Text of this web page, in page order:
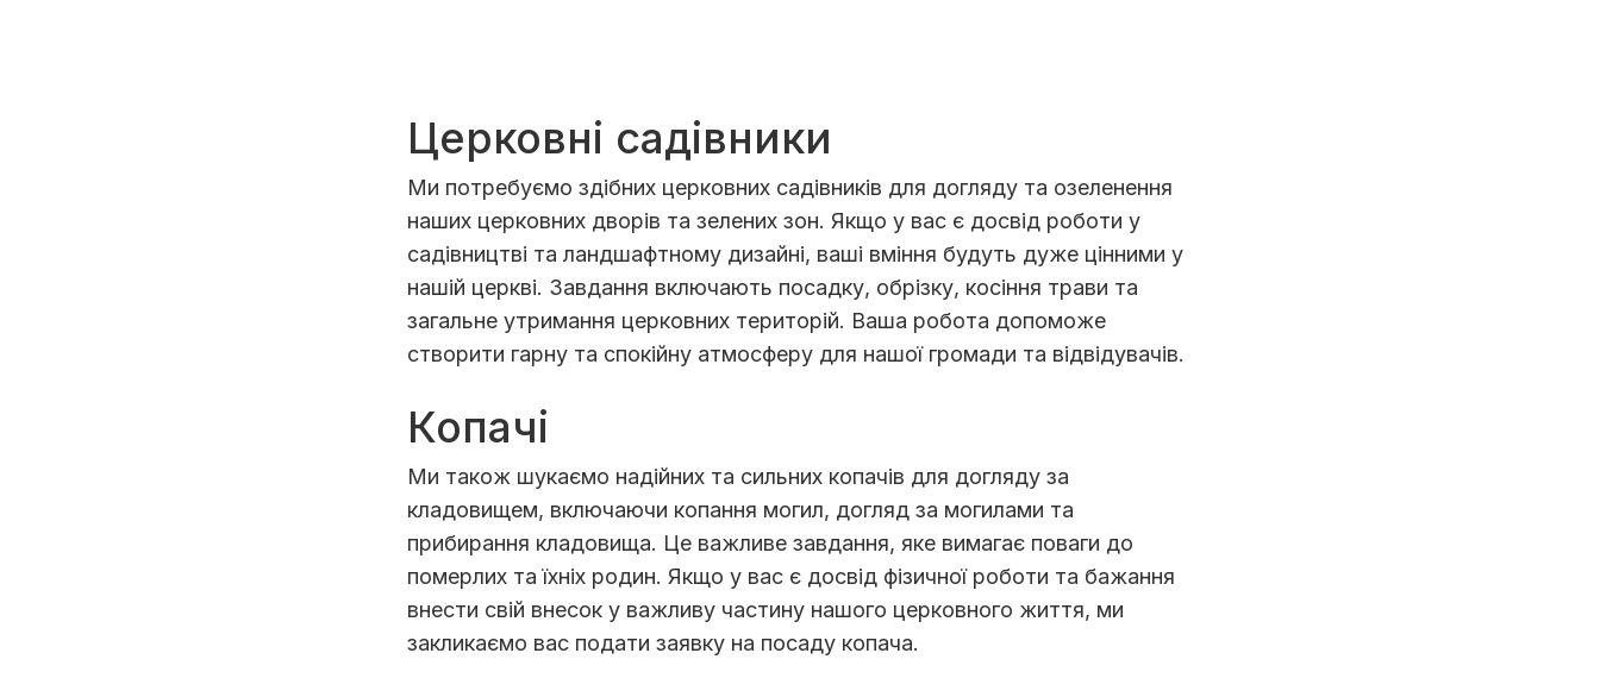
Церковні садівники
Ми потребуємо здібних церковних садівників для догляду та озеленення
наших церковних дворів та зелених зон. Якщо у вас є досвід роботи у
садівництві та ландшафтному дизайні, ваші вміння будуть дуже цінними у
нашій церкві. Завдання включають посадку, обрізку, косіння трави та
загальне утримання церковних територій. Ваша робота допоможе
створити гарну та спокійну атмосферу для нашої громади та відвідувачів.
Копачі
Ми також шукаємо надійних та сильних копачів для догляду за
кладовищем, включаючи копання могил, догляд за могилами та
прибирання кладовища. Це важливе завдання, яке вимагає поваги до
померлих та їхніх родин. Якщо у вас є досвід фізичної роботи та бажання
внести свій внесок у важливу частину нашого церковного життя, ми
закликаємо вас подати заявку на посаду копача.